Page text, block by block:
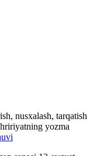
nusxalash, tarqatish
yozma